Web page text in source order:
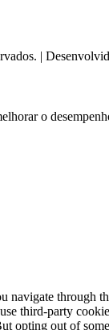
|
o
through
third-party
opting out of